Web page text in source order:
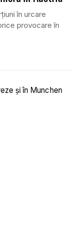
în urcare
provocare în